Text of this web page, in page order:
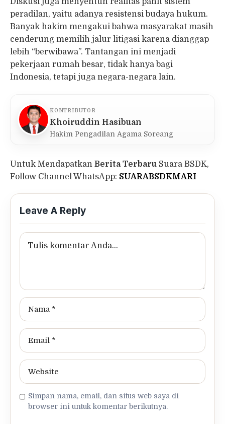
peradilan, yaitu adanya resistensi budaya hukum.
Banyak hakim mengakui bahwa masyarakat masih
cenderung memilih jalur litigasi karena dianggap
lebih “berwibawa”. Tantangan ini menjadi
pekerjaan rumah besar, tidak hanya bagi
Indonesia, tetapi juga negara-negara lain.
KONTRIBUTOR
Khoiruddin Hasibuan
Hakim Pengadilan Agama Soreang
Untuk Mendapatkan Berita Terbaru Suara BSDK,
Follow Channel WhatsApp: SUARABSDKMARI
Leave A Reply
Simpan nama, email, dan situs web saya di
browser ini untuk komentar berikutnya.